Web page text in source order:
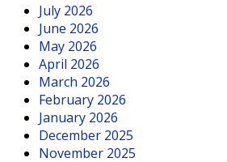
July 2026
June 2026
May 2026
April 2026
March 2026
February 2026
January 2026
December 2025
November 2025